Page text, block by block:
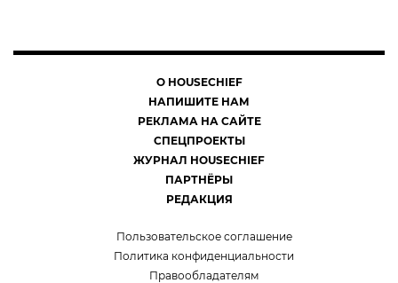
О HOUSECHIEF
НАПИШИТЕ НАМ
РЕКЛАМА НА САЙТЕ
СПЕЦПРОЕКТЫ
ЖУРНАЛ HOUSECHIEF
ПАРТНЁРЫ
РЕДАКЦИЯ
Пользовательское соглашение
Политика конфиденциальности
Правообладателям